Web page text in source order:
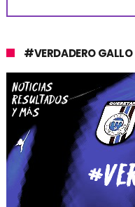
#VERDADERO GALLO